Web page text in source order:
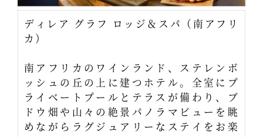
ディレア グラフ ロッジ＆スパ（南アフリ
カ）
南アフリカのワインランド、ステレンボ
ッシュの丘の上に建つホテル。全室にプ
ライベートプールとテラスが備わり、ブ
ドウ畑や山々の絶景パノラマビューを眺
めながらラグジュアリーなステイをお楽